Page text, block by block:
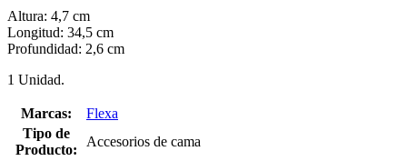
Altura: 4,7 cm
Longitud: 34,5 cm
Profundidad: 2,6 cm
1 Unidad.
Marcas:
Flexa
Tipo de
Producto:
Accesorios de cama